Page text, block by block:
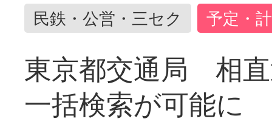
民鉄・公営・三セク 予定・
東京都交通局 相
一括検索が可能に